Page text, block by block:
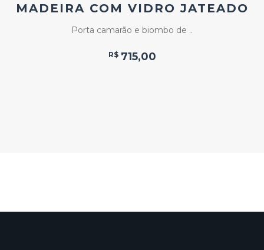
MADEIRA COM VIDRO JATEADO
Porta camarão e biombo de ..
R$ 715,00